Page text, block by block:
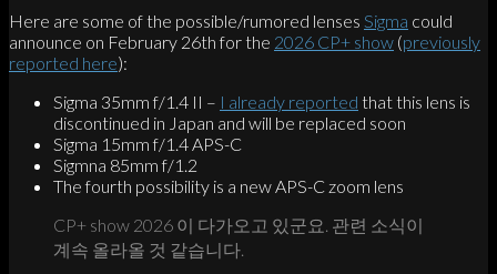
Here are some of the possible/rumored lenses Sigma could
announce on February 26th for the 2026 CP+ show (previously
reported here):
Sigma 35mm f/1.4 II – I already reported that this lens is
discontinued in Japan and will be replaced soon
Sigma 15mm f/1.4 APS-C
Sigmna 85mm f/1.2
The fourth possibility is a new APS-C zoom lens
CP+ show 2026 이 다가오고 있군요. 관련 소식이
계속 올라올 것 같습니다.